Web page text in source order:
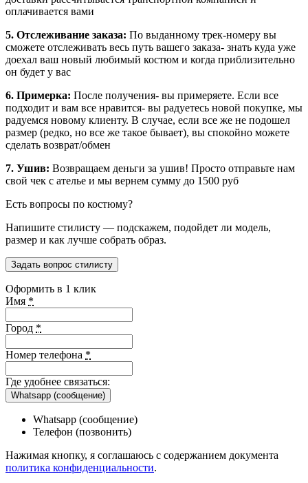
оплачивается вами
5. Отслеживание заказа: По выданному трек-номеру вы
сможете отслеживать весь путь вашего заказа- знать куда уже
доехал ваш новый любимый костюм и когда приблизительно
он будет у вас
6. Примерка: После получения- вы примеряете. Если все
подходит и вам все нравится- вы радуетесь новой покупке, мы
радуемся новому клиенту. В случае, если все же не подошел
размер (редко, но все же такое бывает), вы спокойно можете
сделать возврат/обмен
7. Ушив: Возвращаем деньги за ушив! Просто отправьте нам
свой чек с ателье и мы вернем сумму до 1500 руб
Есть вопросы по костюму?
Напишите стилисту — подскажем, подойдет ли модель,
размер и как лучше собрать образ.
Задать вопрос стилисту
Оформить в 1 клик
Имя *
Город *
Номер телефона *
Где удобнее связаться:
Whatsapp (сообщение)
Whatsapp (сообщение)
Телефон (позвонить)
Нажимая кнопку, я соглашаюсь с содержанием документа
политика конфиденциальности.